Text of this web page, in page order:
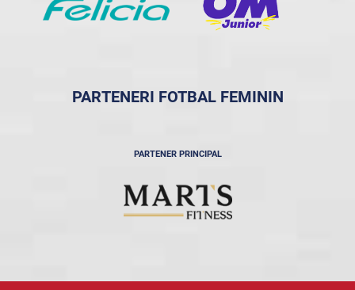
PARTENERI FOTBAL FEMININ
PARTENER PRINCIPAL